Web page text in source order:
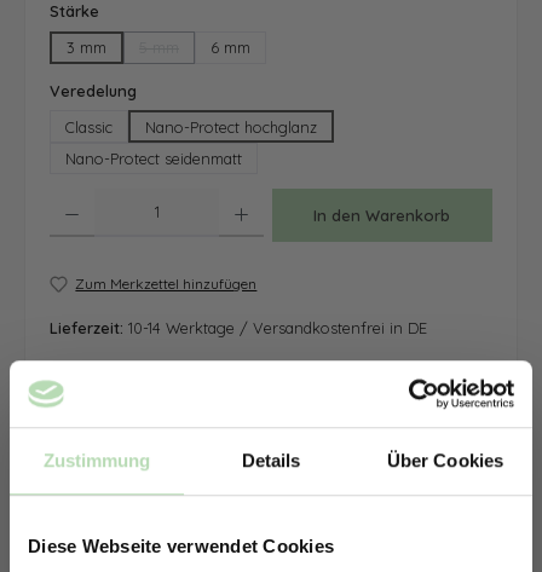
Zustimmung Details Über Cookies
Diese Webseite verwendet Cookies
Stärke
3 mm
(Diese Option ist zurzeit nicht verfügbar.)
6 mm
Veredelung
Classic
Nano-Protect hochglanz
Nano-Protect seidenmatt
In den Warenkorb
Zum Merkzettel hinzufügen
Lieferzeit: 10-14 Werktage / Versandkostenfrei in DE